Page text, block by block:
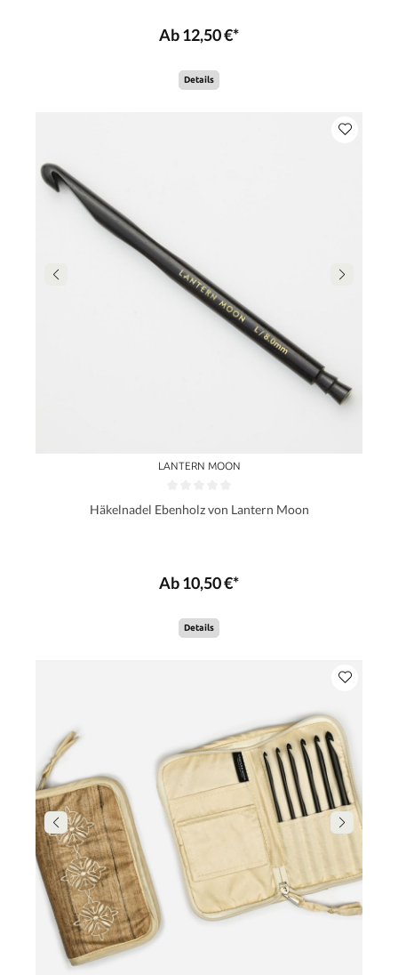
Ab 12,50 €*
Details
LANTERN MOON
Häkelnadel Ebenholz von Lantern Moon
Ab 10,50 €*
Details